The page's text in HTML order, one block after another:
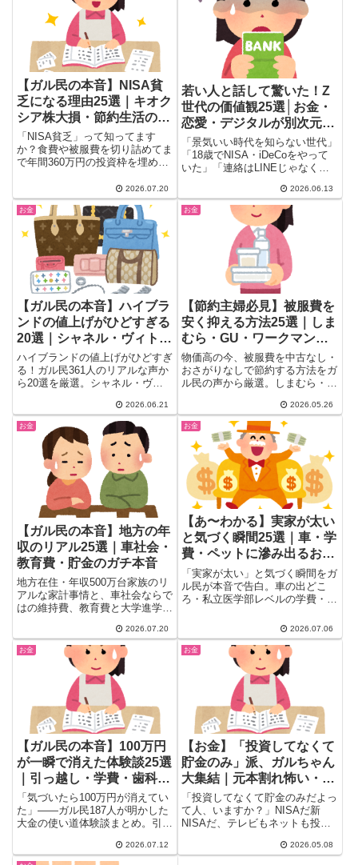
【ガル民の本音】NISA貧
乏になる理由25選｜キオク
シア株大損・節約生活のリ
アル
「NISA貧乏」って知ってます
か？食費や被服費を切り詰めてま
で年間360万円の投資枠を埋める
など、ガル民たちのリアルな体験
談と賛否両論の本音を25選にま
とめました。無理な節約のリスク
や、賢いNISA活用法・インデッ
クス投資のコツまで詳しく紹介し
ます。
2026.07.20
若い人と話して驚いた！Z
世代の価値観25選│お金・
恋愛・デジタルが別次元だ
った
「景気いい時代を知らない世代」
「18歳でNISA・iDeCoをやって
いた」「連絡はLINEじゃなくイ
るに集まった、若い人との会話で
驚いたエピソード25選。30〜50
代が共感するZ世代の価値観まと
2026.06.13
お金
【ガル民の本音】ハイブラ
ンドの値上げがひどすぎる
20選｜シャネル・ヴィト
ン・カルティエ 今の値段
に驚愕
ハイブランドの値上げがひどすぎ
る！ガル民361人のリアルな声か
ら20選を厳選。シャネル・ヴィ
差、円安が与えた影響、「もう手
が届かない」「昔は7万で買えた
のに」という30〜50代女性の本
音まとめ。
2026.06.21
お金
【節約主婦必見】被服費を
安く抑える方法25選｜しま
むら・GU・ワークマン活
用からメルカリ術まで
物価高の今、被服費を中古なし・
おさがりなしで節約する方法をガ
ル民の声から厳選。しまむら・
服化テク、アウトレット活用、洗
濯ケアまで、30〜50代主婦のリ
アルな衣類費削減術25選をまと
めました。
2026.05.26
お金
【ガル民の本音】地方の年
収のリアル25選｜車社会・
教育費・貯金のガチ本音
地方在住・年収500万台家族のリ
アルな家計事情と、車社会ならで
はの維持費、教育費と大学進学の
トで紹介。田舎の年収相場や子育
てにかかるお金、都会との生活費
の違い、祖父母の援助が家計を左
右する実態まで、赤裸々な声が気
になる方は必見です。
2026.07.20
お金
【あ〜わかる】実家が太い
と気づく瞬間25選｜車・学
費・ペットに滲み出るお金
持ちの特徴
「実家が太い」と気づく瞬間をガ
ル民が本音で告白。車の出どこ
ろ・私立医学部レベルの学費・高
族からの祝い金まで、お金持ち家
庭ならではのリアルなサインを
25選で紹介。友人や同僚を見る
目がきっと変わる、話のネタにも
なる一本です。
2026.07.06
お金
【ガル民の本音】100万円
が一瞬で消えた体験談25選
｜引っ越し・学費・歯科の
リアルな出費
「気づいたら100万円が消えてい
た」——ガル民187人が明かした
大金の使い道体験談まとめ。引っ
FXでの失敗まで、リアルな出費
エピソードを厳選して紹介。あな
2026.07.12
お金
【お金】「投資してなくて
貯金のみ」派、ガルちゃん
大集結｜元本割れ怖い・勉
強する暇ない・マウント嫌
の本音
「投資してなくて貯金のみだよっ
て人、いますか？」NISAだ新
NISAだ、テレビもネットも投資
2026.05.08